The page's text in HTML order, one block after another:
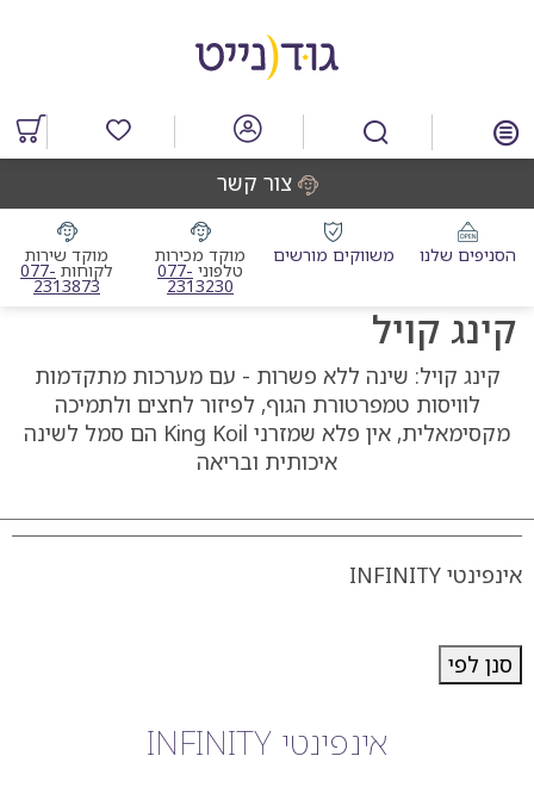
מרכזי
מוצרים
במועדפים
הסניפים שלנו משווקים מורשים מוקד מכירות
טלפונימוקד מכירות טלפוני
077-
2313230
מוקד שירות
לקוחותמוקד
077-
2313873
צור קשר
קינג קויל
קינג קויל: שינה ללא פשרות - עם מערכות מתקדמות
לוויסות טמפרטורת הגוף, לפיזור לחצים ולתמיכה
מקסימאלית, אין פלא שמזרני King Koil הם סמל לשינה
איכותית ובריאה
אינפינטי INFINITY
סנן לפי
אינפינטי INFINITY